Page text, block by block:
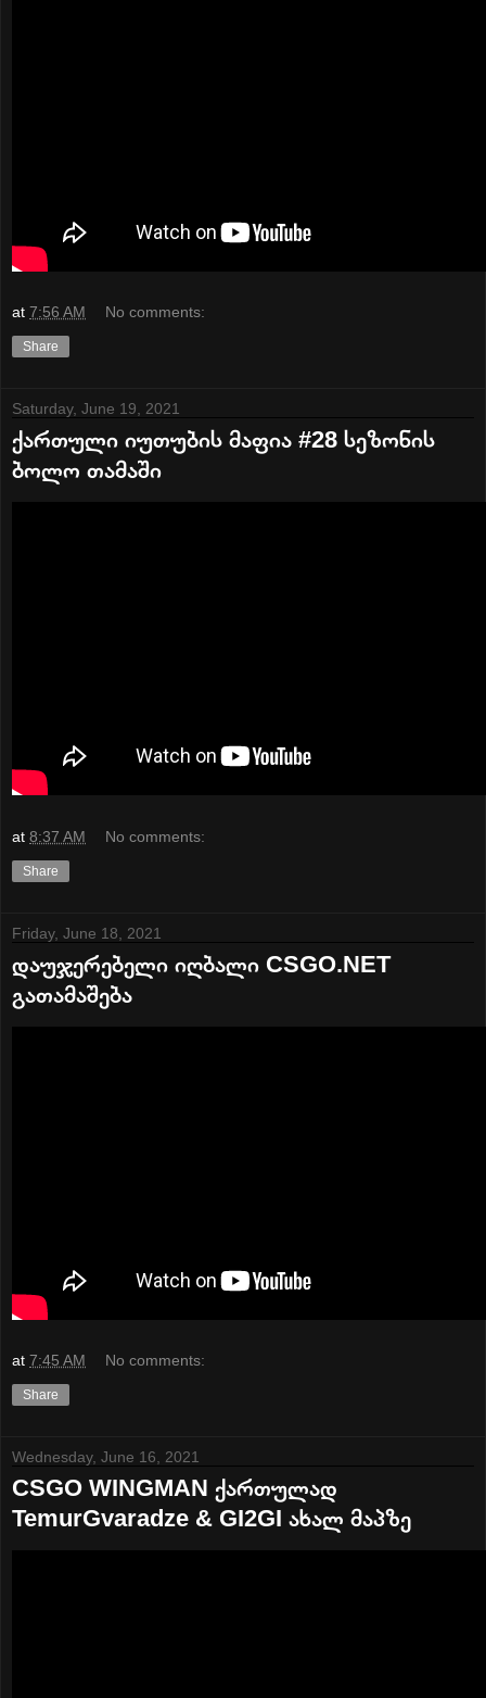
at 7:56 AM No comments:
Share
Saturday, June 19, 2021
ქართული იუთუბის მაფია #28 სეზონის
ბოლო თამაში
at 8:37 AM No comments:
Share
Friday, June 18, 2021
დაუჯერებელი იღბალი CSGO.NET
გათამაშება
at 7:45 AM No comments:
Share
Wednesday, June 16, 2021
CSGO WINGMAN ქართულად
TemurGvaradze & GI2GI ახალ მაპზე